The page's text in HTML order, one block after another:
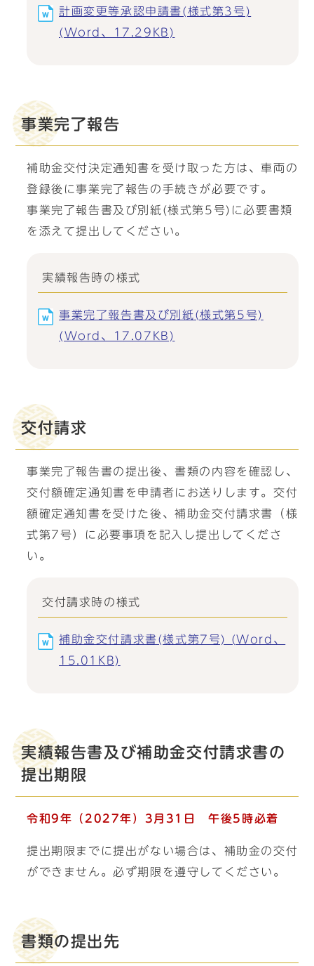
計画変更等承認申請書(様式第3号)
(Word、17.29KB)
事業完了報告
補助金交付決定通知書を受け取った方は、車両の
登録後に事業完了報告の手続きが必要です。
事業完了報告書及び別紙(様式第5号)に必要書類
を添えて提出してください。
実績報告時の様式
事業完了報告書及び別紙(様式第5号)
(Word、17.07KB)
交付請求
事業完了報告書の提出後、書類の内容を確認し、
交付額確定通知書を申請者にお送りします。交付
額確定通知書を受けた後、補助金交付請求書（様
式第7号）に必要事項を記入し提出してくださ
い。
交付請求時の様式
補助金交付請求書(様式第7号) (Word、
15.01KB)
実績報告書及び補助金交付請求書の
提出期限
令和9年（2027年）3月31日 午後5時必着
提出期限までに提出がない場合は、補助金の交付
ができません。必ず期限を遵守してください。
書類の提出先